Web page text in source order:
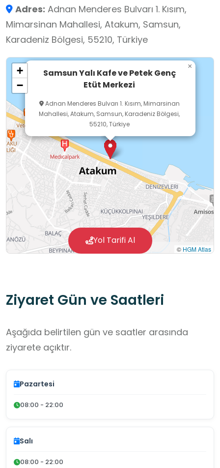
tamamlama, soru çözme ve akademik
özgüven kazanma imkânı buluyor. Kütüphane
bölümü ise öğrencilerin bilgiye erişimini
kolaylaştıran, araştırma ve okuma kültürünü
geliştiren zengin bir mekandır. Kitap
koleksiyonları, dijital kaynakları ve sessiz
çalışma alanlarıyla öğrencilerin araştırma
yapmalarına ve merak ettikleri konuları
derinlemesine öğrenmelerine fırsat
tanımaktadır.
Adres: Adnan Menderes Bulvarı 1. Kısım,
Mimarsinan Mahallesi, Atakum, Samsun,
Karadeniz Bölgesi, 55210, Türkiye
Samsun Yalı Kafe ve Petek Genç
Etüt Merkezi
Adnan Menderes Bulvarı 1. Kısım, Mimarsinan
Mahallesi, Atakum, Samsun, Karadeniz Bölgesi,
55210, Türkiye
×
+
−
© HGM Atlas
Yol Tarifi Al
Ziyaret Gün ve Saatleri
Aşağıda belirtilen gün ve saatler arasında
ziyarete açıktır.
Pazartesi
08:00 - 22:00
Salı
08:00 - 22:00